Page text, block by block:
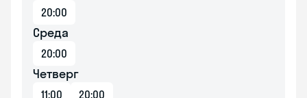
20:00
Среда
20:00
Четверг
11:00 20:00